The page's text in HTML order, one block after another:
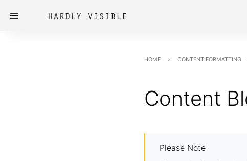
HOME CONTENT FORMATTING
Content
Please Note